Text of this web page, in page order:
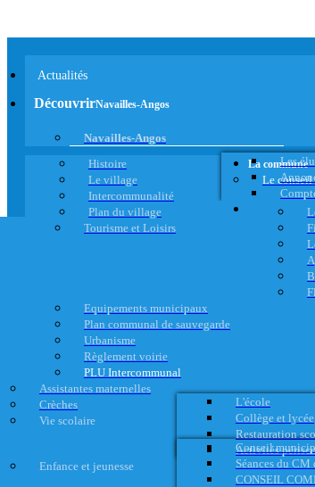
Actualités
DécouvrirNavailles-Angos
Navailles-Angos
Histoire
Le village
Intercommunalité
Plan du village
Tourisme et Loisirs
La commune
Le
Les
Equipements municipaux
Plan communal de sauvegarde
Urbanisme
Règlement voirie
PLU Intercommunal
Assistantes maternelles
Crèches
Vie scolaire
L'école
Collège et lycée
Restauration
Activités
Enfance et jeunesse
Conseil
Séances du CM
CONSEIL